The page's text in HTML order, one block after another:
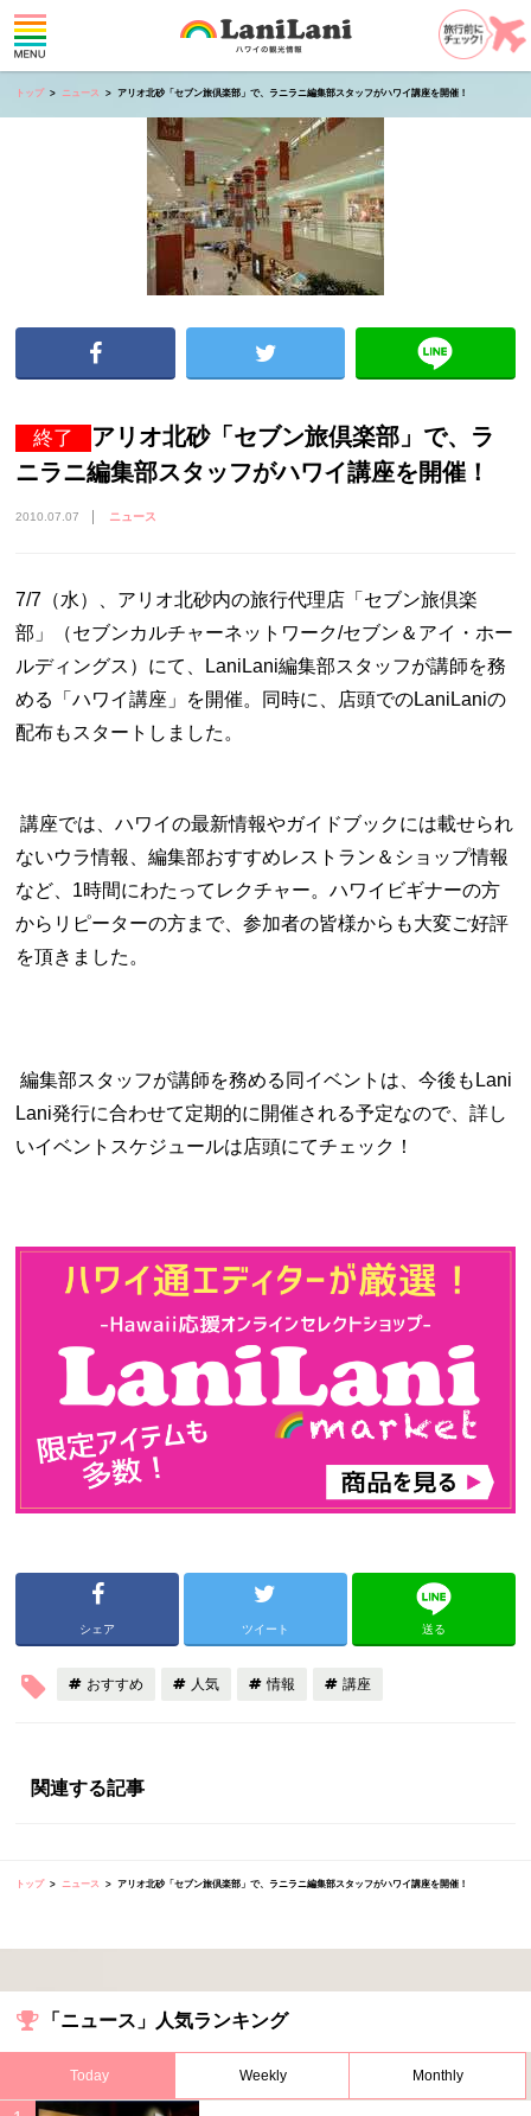
トップ ニュース アリオ北砂「セブン旅倶楽部」で、ラニラニ編集部スタッフがハワイ講座を開催！
終了
アリオ北砂「セブン旅倶楽部」で、ラ
ニラニ編集部スタッフがハワイ講座を開催！
2010.07.07 ニュース
7/7（水）、アリオ北砂内の旅行代理店「セブン旅倶楽
部」（セブンカルチャーネットワーク/セブン＆アイ・ホー
ルディングス）にて、LaniLani編集部スタッフが講師を務
める「ハワイ講座」を開催。同時に、店頭でのLaniLaniの
配布もスタートしました。
講座では、ハワイの最新情報やガイドブックには載せられ
ないウラ情報、編集部おすすめレストラン＆ショップ情報
など、1時間にわたってレクチャー。ハワイビギナーの方
からリピーターの方まで、参加者の皆様からも大変ご好評
を頂きました。
編集部スタッフが講師を務める同イベントは、今後もLani
Lani発行に合わせて定期的に開催される予定なので、詳し
いイベントスケジュールは店頭にてチェック！
シェア ツイート 送る
おすすめ 人気 情報 講座
関連する記事
トップ ニュース アリオ北砂「セブン旅倶楽部」で、ラニラニ編集部スタッフがハワイ講座を開催！
「ニュース」人気ランキング
Today Weekly Monthly